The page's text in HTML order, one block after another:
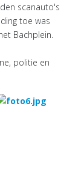
scanauto's
toe was
Bachplein.
politie en